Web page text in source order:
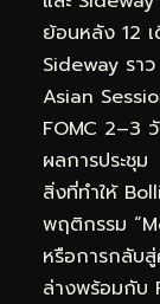
ย้อนหลัง 12
Sideway รา
Asian
FOMC 2–3
ผลการประชุม
สิ่งที่ทำให้
พฤติกรรม
หรือการกลับสู่
ล่างพร้อมกับ